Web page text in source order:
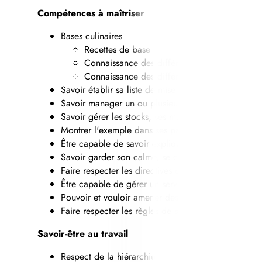
Compétences à maîtriser
Bases culinaires
Recettes de base
Connaissance des différents taillages
Connaissance des différents ustensiles de
Savoir établir sa liste de mise en place en suivant
Savoir manager un ou plusieurs commis/apprentis
Savoir gérer les stocks, ses marchandises, ses
Montrer l'exemple dans ses paroles, ses actes, et
Être capable de savoir expliquer, montrer,
Savoir garder son calme, se contrôler, et faire
Faire respecter les directives de son chef et les
Être capable de gérer un service
Pouvoir et vouloir amener des idées pour la
Faire respecter les règles de sécurité
Savoir-être au travail
Respect de la hiérarchie